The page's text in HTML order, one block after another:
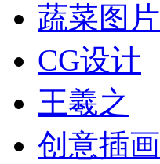
蔬菜图片
CG设计
王羲之
创意插画